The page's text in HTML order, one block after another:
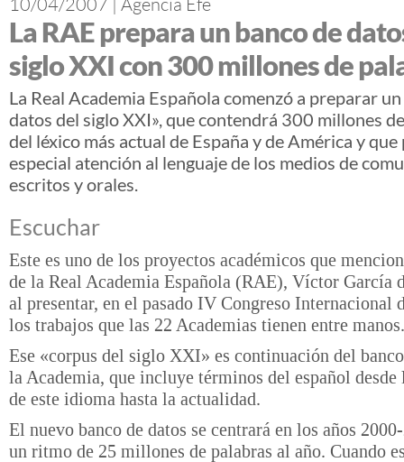
La RAE prepara un banco de
siglo XXI con 300 millones de
La Real Academia Española comenzó a preparar
datos del siglo XXI», que contendrá 300 millones
del léxico más actual de España y de América y
especial atención al lenguaje de los medios de
escritos y orales.
Escuchar
Este es uno de los proyectos académicos que
de la Real Academia Española (RAE), Víctor García
al presentar, en el pasado IV Congreso Internacional
los trabajos que las 22 Academias tienen entre manos.
Ese «corpus del siglo XXI» es continuación del
la Academia, que incluye términos del español desde
de este idioma hasta la actualidad.
El nuevo banco de datos se centrará en los años
un ritmo de 25 millones de palabras al año. Cuando